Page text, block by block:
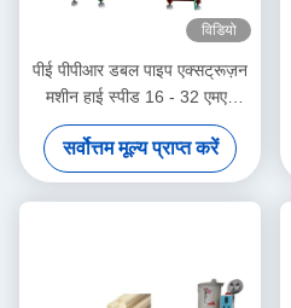
विडियो
पीई पीपीआर डबल पाइप एक्सट्रूज़न
मशीन हाई स्पीड 16 - 32 एमएम
सिंगल स्क्रू एक्सट्रूडर SJ90/33
सर्वोत्तम मूल्य प्राप्त करें